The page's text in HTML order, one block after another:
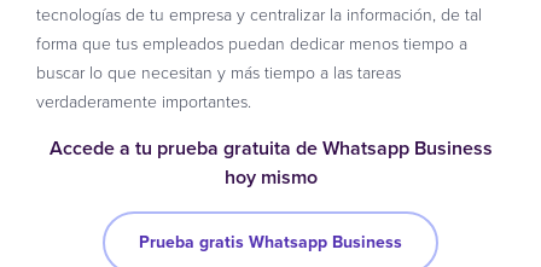
tecnologías de tu empresa y centralizar la información, de tal
forma que tus empleados puedan dedicar menos tiempo a
buscar lo que necesitan y más tiempo a las tareas
verdaderamente importantes.
Accede a tu prueba gratuita de Whatsapp Business
hoy mismo
Prueba gratis Whatsapp Business